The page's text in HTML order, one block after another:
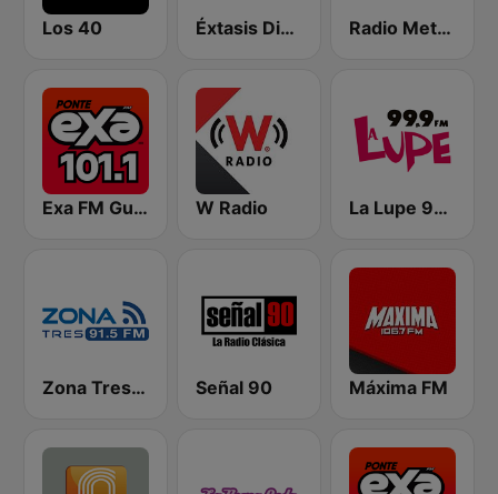
Los 40 Éxtasis Digital Guadalajara Radio Metrópoli 1150 AM
Exa FM Guadalajara W Radio La Lupe 99.9 FM | Guadalajara
Zona Tres 91.5 FM Señal 90 Máxima FM